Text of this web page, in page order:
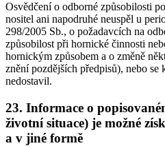
Osvědčení o odborné způsobilosti
nositel ani napodruhé neuspěl u
298/2005 Sb., o požadavcích na
způsobilost při hornické činnosti
hornickým způsobem a o změně
znění pozdějších předpisů), nebo se
nedostavil.
23. Informace o
životní situace) je možné
a v jiné formě